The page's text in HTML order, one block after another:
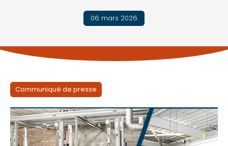
06 mars 2026
Communiqué de presse